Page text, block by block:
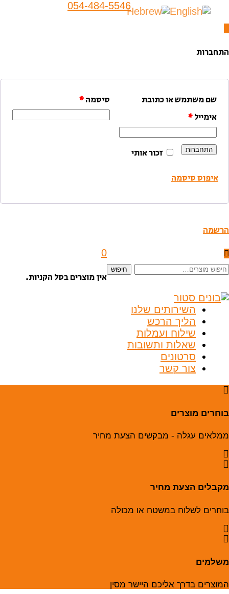
054-484-5546
התחברות
שם משתמש או כתובת
אימייל*
סיסמה*
זכור אותי התחברות
איפוס סיסמה
הרשמה
חיפוש
חיפוש
0
אין מוצרים בסל הקניות.
השירותים שלנו
הליך הרכש
שילוח ועמלות
שאלות ותשובות
סרטונים
צור קשר
בוחרים מוצרים
ממלאים עגלה - מבקשים הצעת מחיר
מקבלים הצעת מחיר
בוחרים לשלוח במשטח או מכולה
משלמים
המוצרים בדרך אליכם היישר מסין